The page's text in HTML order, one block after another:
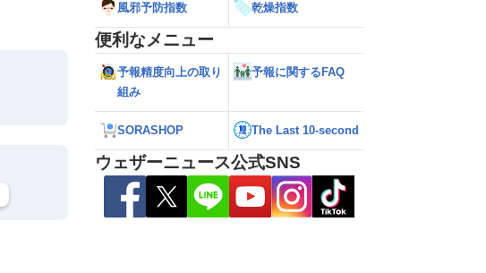
風邪予防指数 乾燥指数
便利なメニュー
予報精度向上の取り
組み
予報に関するFAQ
SORASHOP The Last 10-second
ウェザーニュース公式SNS